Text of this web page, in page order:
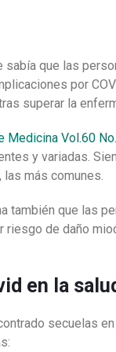
sabía que las
por
superar la
Medicina Vol.60
y variadas.
, las más comunes.
también que las
de daño
en la
secuelas